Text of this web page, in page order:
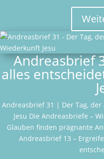
Andreasbrief
alles
Andreasbrief 31 | Der Tag,
Jesu Die Andreasbriefe –
Glauben finden prägnante
Andreasbrief 13 –